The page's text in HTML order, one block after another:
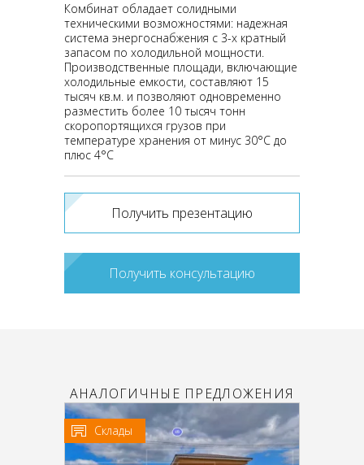
Комбинат обладает солидными
техническими возможностями: надежная
система энергоснабжения с 3-х кратный
запасом по холодильной мощности.
Производственные площади, включающие
холодильные емкости, составляют 15
тысяч кв.м. и позволяют одновременно
разместить более 10 тысяч тонн
скоропортящихся грузов при
температуре хранения от минус 30°С до
плюс 4°С
Получить презентацию
Получить консультацию
АНАЛОГИЧНЫЕ ПРЕДЛОЖЕНИЯ
Склады